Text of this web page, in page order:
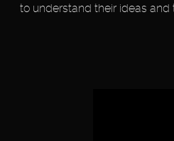
to understand their ideas